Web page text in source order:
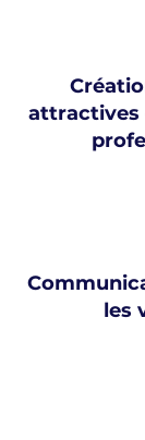
attractives
les